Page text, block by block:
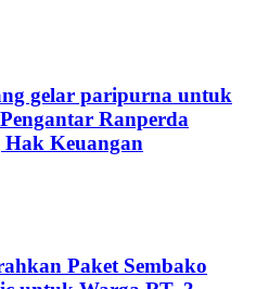
gelar paripurna untuk
Ranperda
Hak Keuangan
Paket Sembako